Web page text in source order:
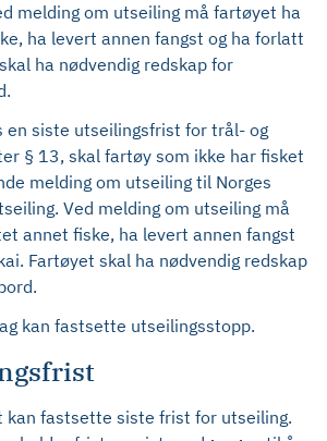
melding om utseiling må fartøyet ha
ha levert annen fangst og ha forlatt
ha nødvendig redskap for
en siste utseilingsfrist for trål- og
§ 13, skal fartøy som ikke har fisket
melding om utseiling til Norges
Ved melding om utseiling må
annet fiske, ha levert annen fangst
Fartøyet skal ha nødvendig redskap
kan fastsette utseilingsstopp.
kan fastsette siste frist for utseiling.